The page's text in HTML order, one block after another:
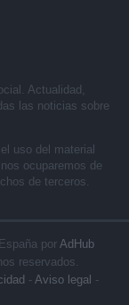
Actualidad,
las noticias sobre
uso del material
ocuparemos de
de terceros.
por AdHub
reservados.
- Aviso legal -